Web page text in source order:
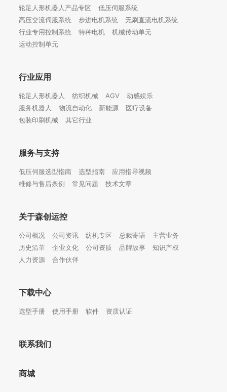
轮足人形机器人产品专区
低压伺服系统
高压交流伺服系统
步进电机系统
无刷直流电机系统
行业专用控制系统
特种电机
机械传动单元
运动控制单元
行业应用
轮足人形机器人 纺织机械 AGV
动感娱乐
服务机器人
物流自动化 新能源
医疗设备
包装印刷机械
其它行业
服务与支持
低压伺服选型指南 选型指南
应用指导视频
维修与售后条例
常见问题 技术文章
关于森创运控
公司概况 公司资讯 纺机专区 总裁寄语
主营业务
历史沿革
企业文化 公司资质 品牌故事
知识产权
人力资源
合作伙伴
下载中心
选型手册 使用手册 软件 资质认证
联系我们
商城